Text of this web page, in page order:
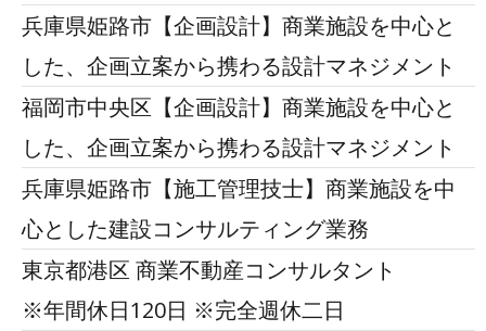
兵庫県姫路市【企画設計】商業施設を中心と
した、企画立案から携わる設計マネジメント
福岡市中央区【企画設計】商業施設を中心と
した、企画立案から携わる設計マネジメント
兵庫県姫路市【施工管理技士】商業施設を中
心とした建設コンサルティング業務
東京都港区 商業不動産コンサルタント
※年間休日120日 ※完全週休二日